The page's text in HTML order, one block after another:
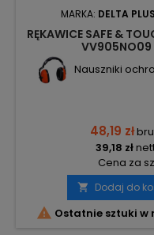
MARKA: DELTA
RĘKAWICE SAFE &
VV905NO09
Nauszniki
48,19 zł
39,18 zł
Cena za
 Dodaj do
 Ostatnie sztuki w